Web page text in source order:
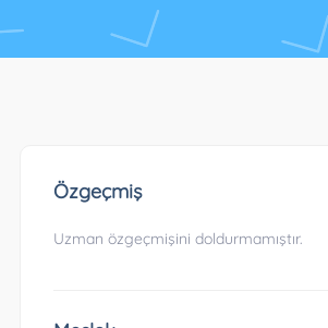
Özgeçmiş
Uzman özgeçmişini doldurmamıştır.